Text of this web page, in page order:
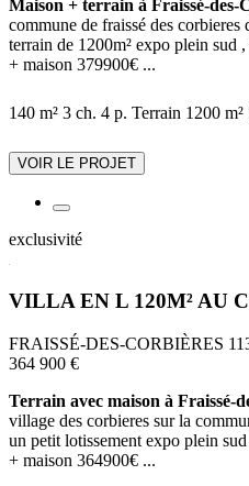
Maison + terrain à Fraissé-des-
commune de fraissé des corbieres
terrain de 1200m² expo plein sud
+ maison 379900€ ...
140 m² 3 ch. 4 p. Terrain 1200 m²
VOIR LE PROJET
exclusivité
VILLA EN L 120M² AU
FRAISSÉ-DES-CORBIÈRES
364 900 €
Terrain avec maison à Fraissé-
village des corbieres sur la
un petit lotissement expo plein
+ maison 364900€ ...